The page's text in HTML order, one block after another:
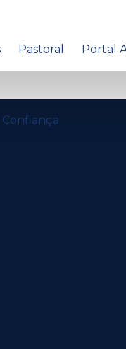
Pastoral Portal